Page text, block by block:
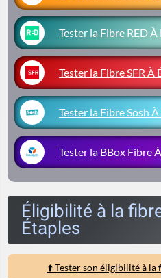
Tester la Fibre RED À
Tester la Fibre SFR À
Tester la Fibre Sosh
Tester la BBox Fibre
Éligibilité à la
Étaples
⬆️ Tester son éligibilité à la